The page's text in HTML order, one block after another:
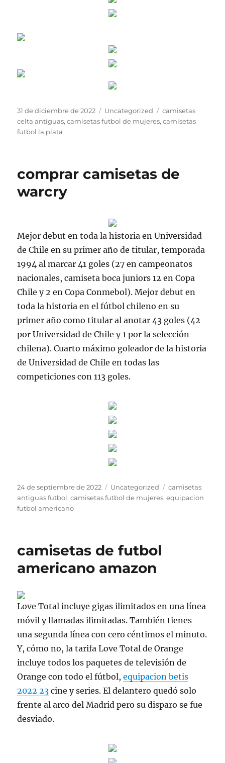
Publicado
el
31 de diciembre de 2022 Categorías
Uncategorized Etiquetas
camisetas
celta antiguas,camisetas futbol de mujeres,camisetas
futbol la plata
comprar camisetas de
warcry
Mejor debut en toda la historia en Universidad
de Chile en su primer año de titular, temporada
1994 al marcar 41 goles (27 en campeonatos
nacionales, camiseta boca juniors 12 en Copa
Chile y 2 en Copa Conmebol). Mejor debut en
toda la historia en el fútbol chileno en su
primer año como titular al anotar 43 goles (42
por Universidad de Chile y 1 por la selección
chilena). Cuarto máximo goleador de la historia
de Universidad de Chile en todas las
competiciones con 113 goles.
Publicado
el
24 de septiembre de 2022 Categorías
Uncategorized Etiquetas
camisetas
antiguas futbol,camisetas futbol de mujeres,equipacion
futbol americano
camisetas de futbol
americano amazon
Love Total incluye gigas ilimitados en una línea
móvil y llamadas ilimitadas. También tienes
una segunda línea con cero céntimos el minuto.
Y, cómo no, la tarifa Love Total de Orange
incluye todos los paquetes de televisión de
Orange con todo el fútbol,equipacion betis
2022 23 cine y series. El delantero quedó solo
frente al arco del Madrid pero su disparo se fue
desviado.